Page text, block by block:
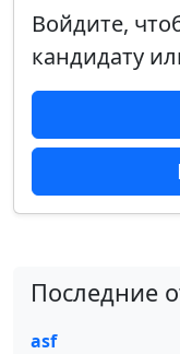
Войдите,
кандидату
Последние
asf